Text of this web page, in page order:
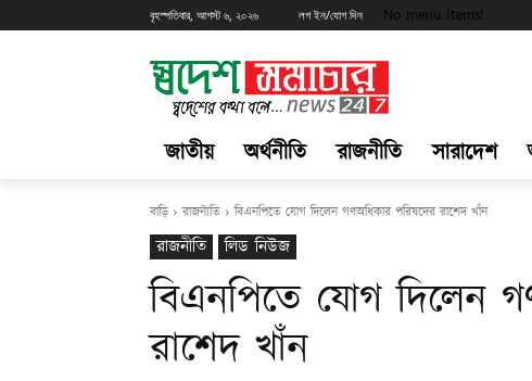
বৃহস্পতিবার, আগস্ট ৬, ২০২৬ লগ ইন/যোগ দিন No menu items!
জাতীয় অর্থনীতি রাজনীতি সারাদেশ
বাড়ি রাজনীতি বিএনপিতে যোগ দিলেন গণঅধিকার পরিষদের রাশেদ খাঁন
রাজনীতি লিড নিউজ
বিএনপিতে যোগ দিলেন
রাশেদ খাঁন